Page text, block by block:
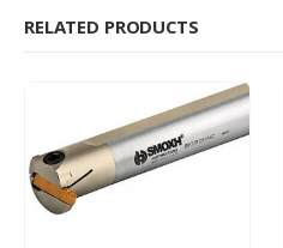
RELATED PRODUCTS